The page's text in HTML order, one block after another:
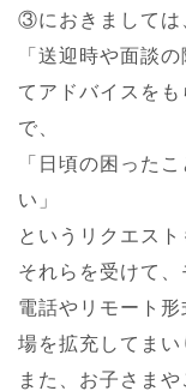
③におきましては
「送迎時や面談
てアドバイスを
で、
「日頃の困った
い」
というリクエスト
それらを受けて、
電話やリモート
場を拡充してまい
また、お子さま